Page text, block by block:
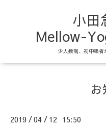
小田
Mellow-
少人数制、初中級
お
2019 /04 / 12 15:50